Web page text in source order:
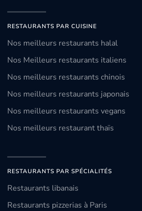
RESTAURANTS PAR CUISINE
Nos meilleurs restaurants halal
Nos Meilleurs restaurants italiens
Nos meilleurs restaurants chinois
Nos meilleurs restaurants japonais
Nos meilleurs restaurants vegans
Nos meilleurs restaurant thaïs
RESTAURANTS PAR SPÉCIALITÉS
Restaurants libanais
Restaurants pizzerias à Paris